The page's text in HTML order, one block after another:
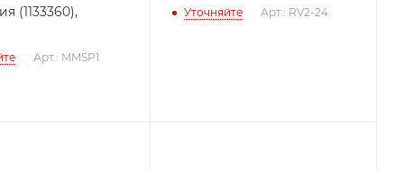
Арт.: MMSP1
Уточняйте Арт.: RV2-24